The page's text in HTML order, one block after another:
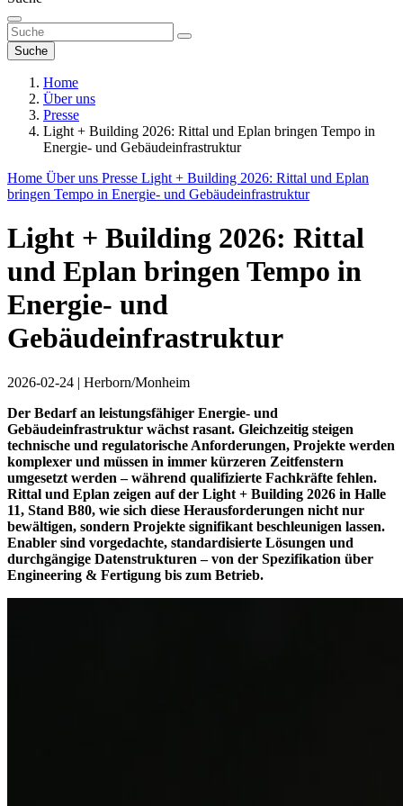
Suche
Home
Über uns
Presse
Light + Building 2026: Rittal und Eplan bringen Tempo in
Energie- und Gebäudeinfrastruktur
Home Über uns Presse Light + Building 2026: Rittal und Eplan
bringen Tempo in Energie- und Gebäudeinfrastruktur
Light + Building 2026: Rittal
und Eplan bringen Tempo in
Energie- und
Gebäudeinfrastruktur
2026-02-24 | Herborn/Monheim
Der Bedarf an leistungsfähiger Energie- und
Gebäudeinfrastruktur wächst rasant. Gleichzeitig steigen
technische und regulatorische Anforderungen, Projekte werden
komplexer und müssen in immer kürzeren Zeitfenstern
umgesetzt werden – während qualifizierte Fachkräfte fehlen.
Rittal und Eplan zeigen auf der Light + Building 2026 in Halle
11, Stand B80, wie sich diese Herausforderungen nicht nur
bewältigen, sondern Projekte signifikant beschleunigen lassen.
Enabler sind vorgedachte, standardisierte Lösungen und
durchgängige Datenstrukturen – von der Spezifikation über
Engineering & Fertigung bis zum Betrieb.